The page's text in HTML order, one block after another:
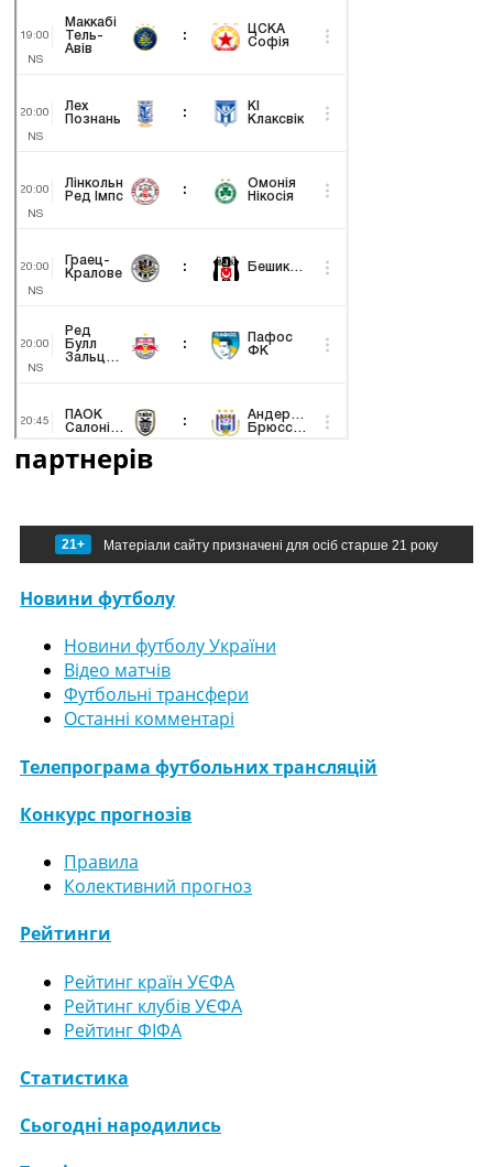
партнерів
21+ Матеріали сайту призначені для осіб старше 21 року
Новини футболу
Новини футболу України
Відео матчів
Футбольні трансфери
Останні комментарі
Телепрограма футбольних трансляцій
Конкурс прогнозів
Правила
Колективний прогноз
Рейтинги
Рейтинг країн УЄФА
Рейтинг клубів УЄФА
Рейтинг ФІФА
Статистика
Сьогодні народились